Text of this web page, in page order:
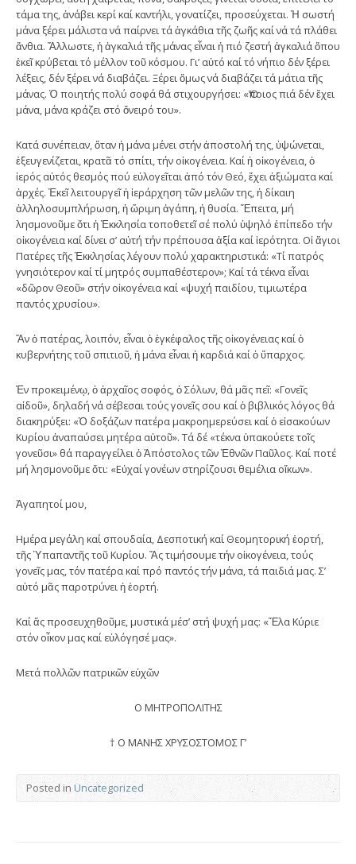
τάμα της, ἀνάβει κερί καί καντήλι, γονατίζει, προσεύχεται. Ἡ σωστή
μάνα ξέρει μάλιστα νά παίρνει τά ἀγκάθια τῆς ζωῆς καί νά τά πλάθει
ἄνθια. Ἄλλωστε, ἡ ἀγκαλιά τῆς μάνας εἶναι ἡ πιό ζεστή ἀγκαλιά ὅπου
ἐκεῖ κρύβεται τό μέλλον τοῦ κόσμου. Γι’ αὐτό καί τό νήπιο δέν ξέρει
λέξεις, δέν ξέρει νά διαβάζει. Ξέρει ὅμως νά διαβάζει τά μάτια τῆς
μάνας. Ὁ ποιητής πολύ σοφά θά στιχουργήσει: «Ὅποιος πιά δέν ἔχει
μάνα, μάνα κράζει στό ὄνειρό του».
Κατά συνέπειαν, ὅταν ἡ μάνα μένει στήν ἀποστολή της, ὑψώνεται,
ἐξευγενίζεται, κρατᾶ τό σπίτι, τήν οἰκογένεια. Καί ἡ οἰκογένεια, ὁ
ἱερός αὐτός θεσμός πού εὐλογεῖται ἀπό τόν Θεό, ἔχει ἀξιώματα καί
ἀρχές. Ἐκεῖ λειτουργεῖ ἡ ἱεράρχηση τῶν μελῶν της, ἡ δίκαιη
ἀλληλοσυμπλήρωση, ἡ ὥριμη ἀγάπη, ἡ θυσία. Ἔπειτα, μή
λησμονοῦμε ὅτι ἡ Ἐκκλησία τοποθετεῖ σέ πολύ ὑψηλό ἐπίπεδο τήν
οἰκογένεια καί δίνει σ’ αὐτή τήν πρέπουσα ἀξία καί ἱερότητα. Οἱ ἅγιοι
Πατέρες τῆς Ἐκκλησίας λέγουν πολύ χαρακτηριστικά: «Τί πατρός
γνησιότερον καί τί μητρός συμπαθέστερον»; Καί τά τέκνα εἶναι
«δῶρον Θεοῦ» στήν οἰκογένεια καί «ψυχή παιδίου, τιμιωτέρα
παντός χρυσίου».
Ἄν ὁ πατέρας, λοιπόν, εἶναι ὁ ἐγκέφαλος τῆς οἰκογένειας καί ὁ
κυβερνήτης τοῦ σπιτιοῦ, ἡ μάνα εἶναι ἡ καρδιά καί ὁ ὕπαρχος.
Ἐν προκειμένῳ, ὁ ἀρχαῖος σοφός, ὁ Σόλων, θά μᾶς πεῖ: «Γονεῖς
αἰδοῦ», δηλαδή νά σέβεσαι τούς γονεῖς σου καί ὁ βιβλικός λόγος θά
διακηρύξει: «Ὁ δοξάζων πατέρα μακροημερεύσει καί ὁ εἰσακούων
Κυρίου ἀναπαύσει μητέρα αὐτοῦ». Τά δέ «τέκνα ὑπακούετε τοῖς
γονεῦσι» θά παραγγείλει ὁ Ἀπόστολος τῶν Ἐθνῶν Παῦλος. Καί ποτέ
μή λησμονοῦμε ὅτι: «Εὐχαί γονέων στηρίζουσι θεμέλια οἴκων».
Ἀγαπητοί μου,
Ημέρα μεγάλη καί σπουδαία, Δεσποτική καί Θεομητορική ἑορτή,
τῆς Ὑπαπαντῆς τοῦ Κυρίου. Ἄς τιμήσουμε τήν οἰκογένεια, τούς
γονεῖς μας, τόν πατέρα καί πρό παντός τήν μάνα, τά παιδιά μας. Σ’
αὐτό μᾶς παροτρύνει ἡ ἑορτή.
Καί ἄς προσευχηθοῦμε, μυστικά μέσ’ στή ψυχή μας: «Ἔλα Κύριε
στόν οἶκον μας καί εὐλόγησέ μας».
Μετά πολλῶν πατρικῶν εὐχῶν
Ο ΜΗΤΡΟΠΟΛΙΤΗΣ
† Ο ΜΑΝΗΣ ΧΡΥΣΟΣΤΟΜΟΣ Γ’
Posted in Uncategorized